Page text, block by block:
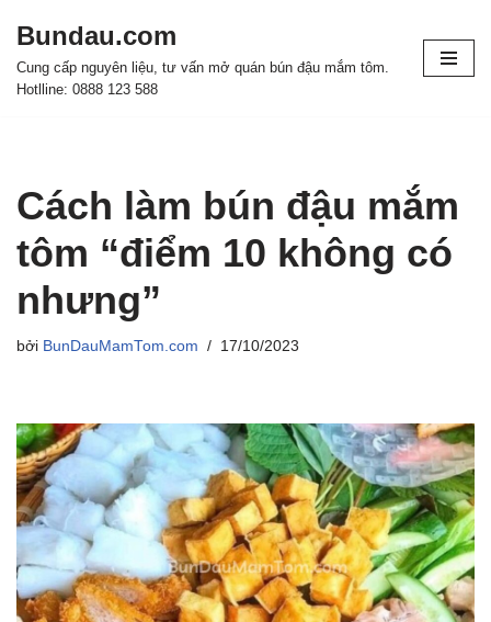
Chuyển
tới
Bundau.com
Cung cấp nguyên liệu, tư vấn mở quán bún đậu mắm tôm.
Hotlline: 0888 123 588
Cách làm bún đậu mắm
tôm “điểm 10 không có
nhưng”
bởi BunDauMamTom.com 17/10/2023